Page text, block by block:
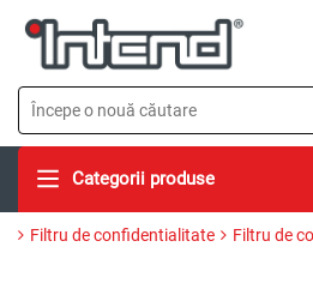
Categorii produse
Filtru de confidentialitate